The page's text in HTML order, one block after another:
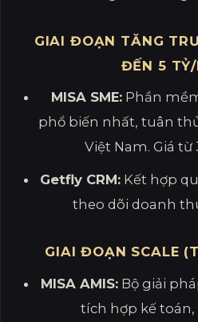
GIAI ĐOẠN TĂNG
ĐẾN 5
MISA SME:Phần
phổ biến nhất, tuân
Việt Nam. Giá
Getfly CRM: Kết hợp
theo dõi doanh
GIAI ĐOẠN SCALE
MISA AMIS: Bộ giải
tích hợp kế toán,